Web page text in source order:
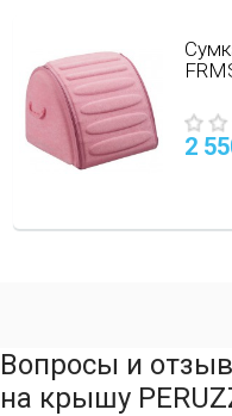
2
Вопросы и
на крышу